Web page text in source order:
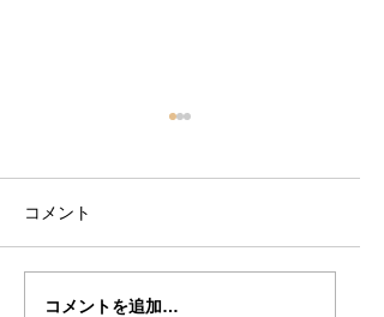
古川さんの”ガスパロ・
コメント
コメントを追加…